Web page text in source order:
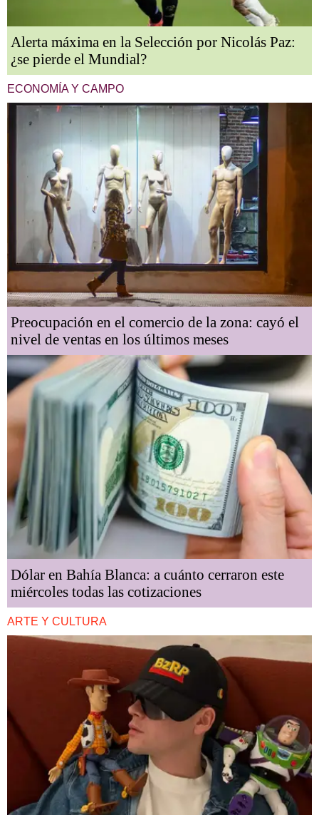
Alerta máxima en la Selección por Nicolás Paz:
¿se pierde el Mundial?
ECONOMÍA Y CAMPO
Preocupación en el comercio de la zona: cayó el
nivel de ventas en los últimos meses
Dólar en Bahía Blanca: a cuánto cerraron este
miércoles todas las cotizaciones
ARTE Y CULTURA